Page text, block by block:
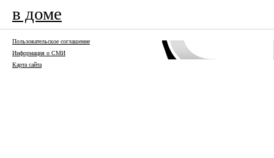
в доме
Пользовательское соглашение
Информация о СМИ
Карта сайта